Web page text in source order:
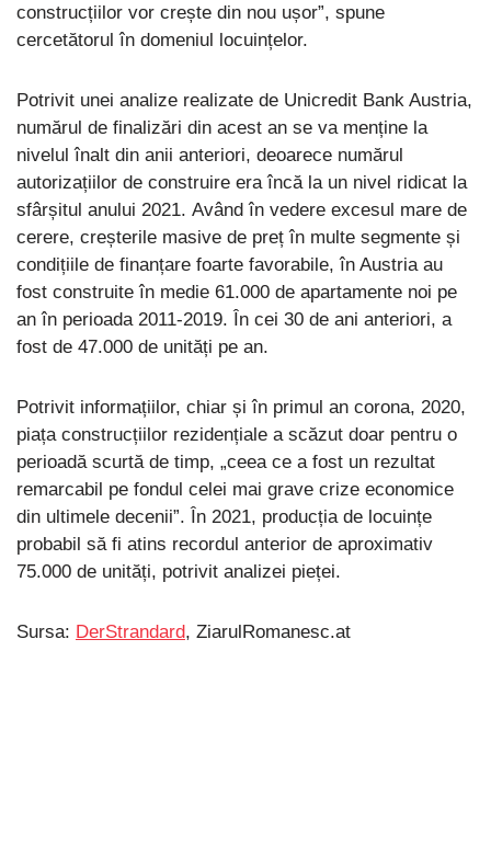
construcțiilor vor crește din nou ușor”, spune
cercetătorul în domeniul locuințelor.
Potrivit unei analize realizate de Unicredit Bank Austria,
numărul de finalizări din acest an se va menține la
nivelul înalt din anii anteriori, deoarece numărul
autorizațiilor de construire era încă la un nivel ridicat la
sfârșitul anului 2021. Având în vedere excesul mare de
cerere, creșterile masive de preț în multe segmente și
condițiile de finanțare foarte favorabile, în Austria au
fost construite în medie 61.000 de apartamente noi pe
an în perioada 2011-2019. În cei 30 de ani anteriori, a
fost de 47.000 de unități pe an.
Potrivit informațiilor, chiar și în primul an corona, 2020,
piața construcțiilor rezidențiale a scăzut doar pentru o
perioadă scurtă de timp, „ceea ce a fost un rezultat
remarcabil pe fondul celei mai grave crize economice
din ultimele decenii”. În 2021, producția de locuințe
probabil să fi atins recordul anterior de aproximativ
75.000 de unități, potrivit analizei pieței.
Sursa: DerStrandard, ZiarulRomanesc.at